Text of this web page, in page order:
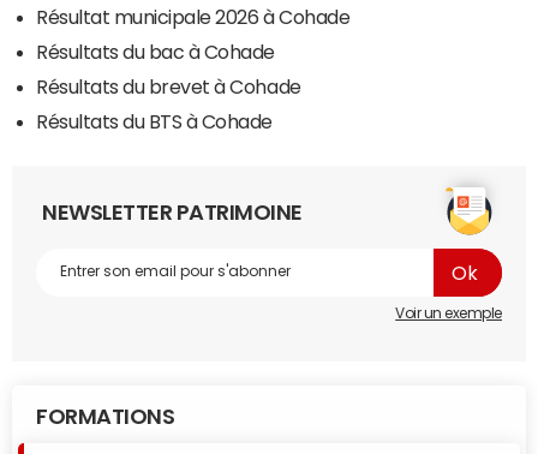
Résultat municipale 2026 à Cohade
Résultats du bac à Cohade
Résultats du brevet à Cohade
Résultats du BTS à Cohade
NEWSLETTER PATRIMOINE
Voir un exemple
FORMATIONS